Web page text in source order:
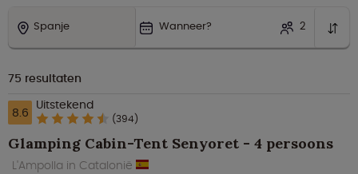
Spanje Wanneer? 2
75 resultaten
8.6 Uitstekend
(394)
Glamping Cabin-Tent Senyoret - 4 persoons
L'Ampolla in Catalonië